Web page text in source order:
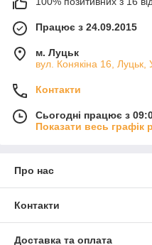
Працює з 24.09.2015
м. Луцьк
вул. Конякіна 16, Луцьк,
Контакти
Сьогодні працює з
Показати весь графік
Про нас
Контакти
Доставка та оплата